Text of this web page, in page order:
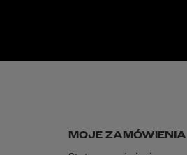
MOJE ZAMÓWIENIA